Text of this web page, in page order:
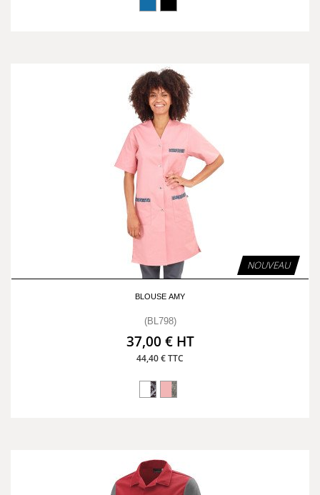
NOUVEAU
BLOUSE AMY
(BL798)
37,00 € HT
44,40 € TTC